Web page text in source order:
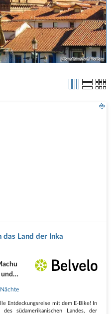
jdbenthien auf Pixabay
das Land der Inka
und
Entdeckungsreise mit dem E-Bike! In
südamerikanischen Landes, der